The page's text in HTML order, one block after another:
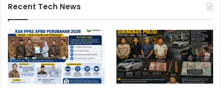
Recent Tech News